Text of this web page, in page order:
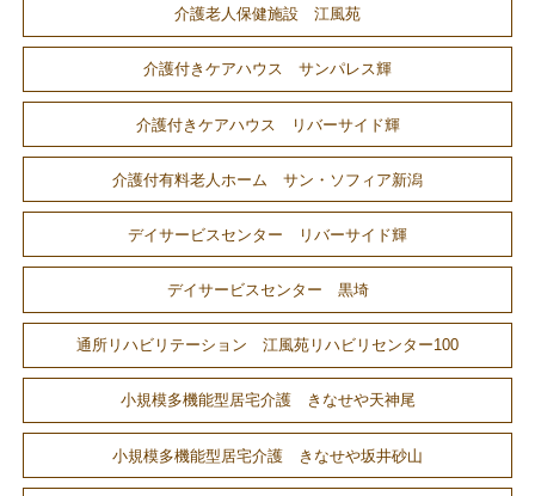
介護老人保健施設 江風苑
介護付きケアハウス サンパレス輝
介護付きケアハウス リバーサイド輝
介護付有料老人ホーム サン・ソフィア新潟
デイサービスセンター リバーサイド輝
デイサービスセンター 黒埼
通所リハビリテーション 江風苑リハビリセンター100
小規模多機能型居宅介護 きなせや天神尾
小規模多機能型居宅介護 きなせや坂井砂山